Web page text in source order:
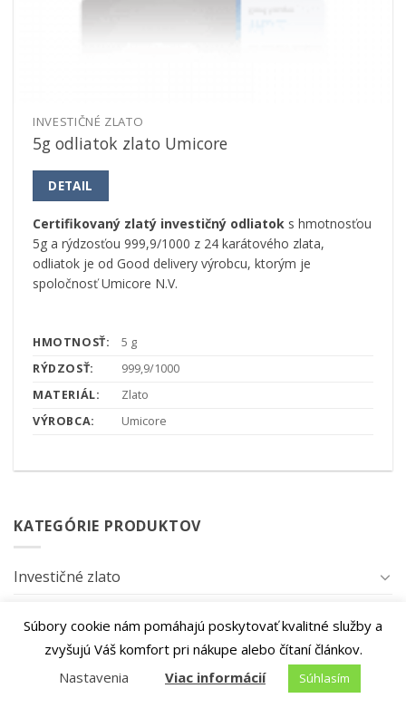
INVESTIČNÉ ZLATO
5g odliatok zlato Umicore
DETAIL
Certifikovaný zlatý investičný odliatoks hmotnosťou
5g a rýdzosťou 999,9/1000 z 24 karátového zlata,
odliatok je od Good delivery výrobcu, ktorým je
spoločnosť Umicore N.V.
HMOTNOSŤ:
5 g
RÝDZOSŤ:
999,9/1000
MATERIÁL:
Zlato
VÝROBCA:
Umicore
KATEGÓRIE PRODUKTOV
Investičné zlato
Investičná platina
Paládium
Súbory cookie nám pomáhajú poskytovať kvalitné služby a
zvyšujú Váš komfort pri nákupe alebo čítaní článkov.
Nastavenia
Viac informácií Súhlasím